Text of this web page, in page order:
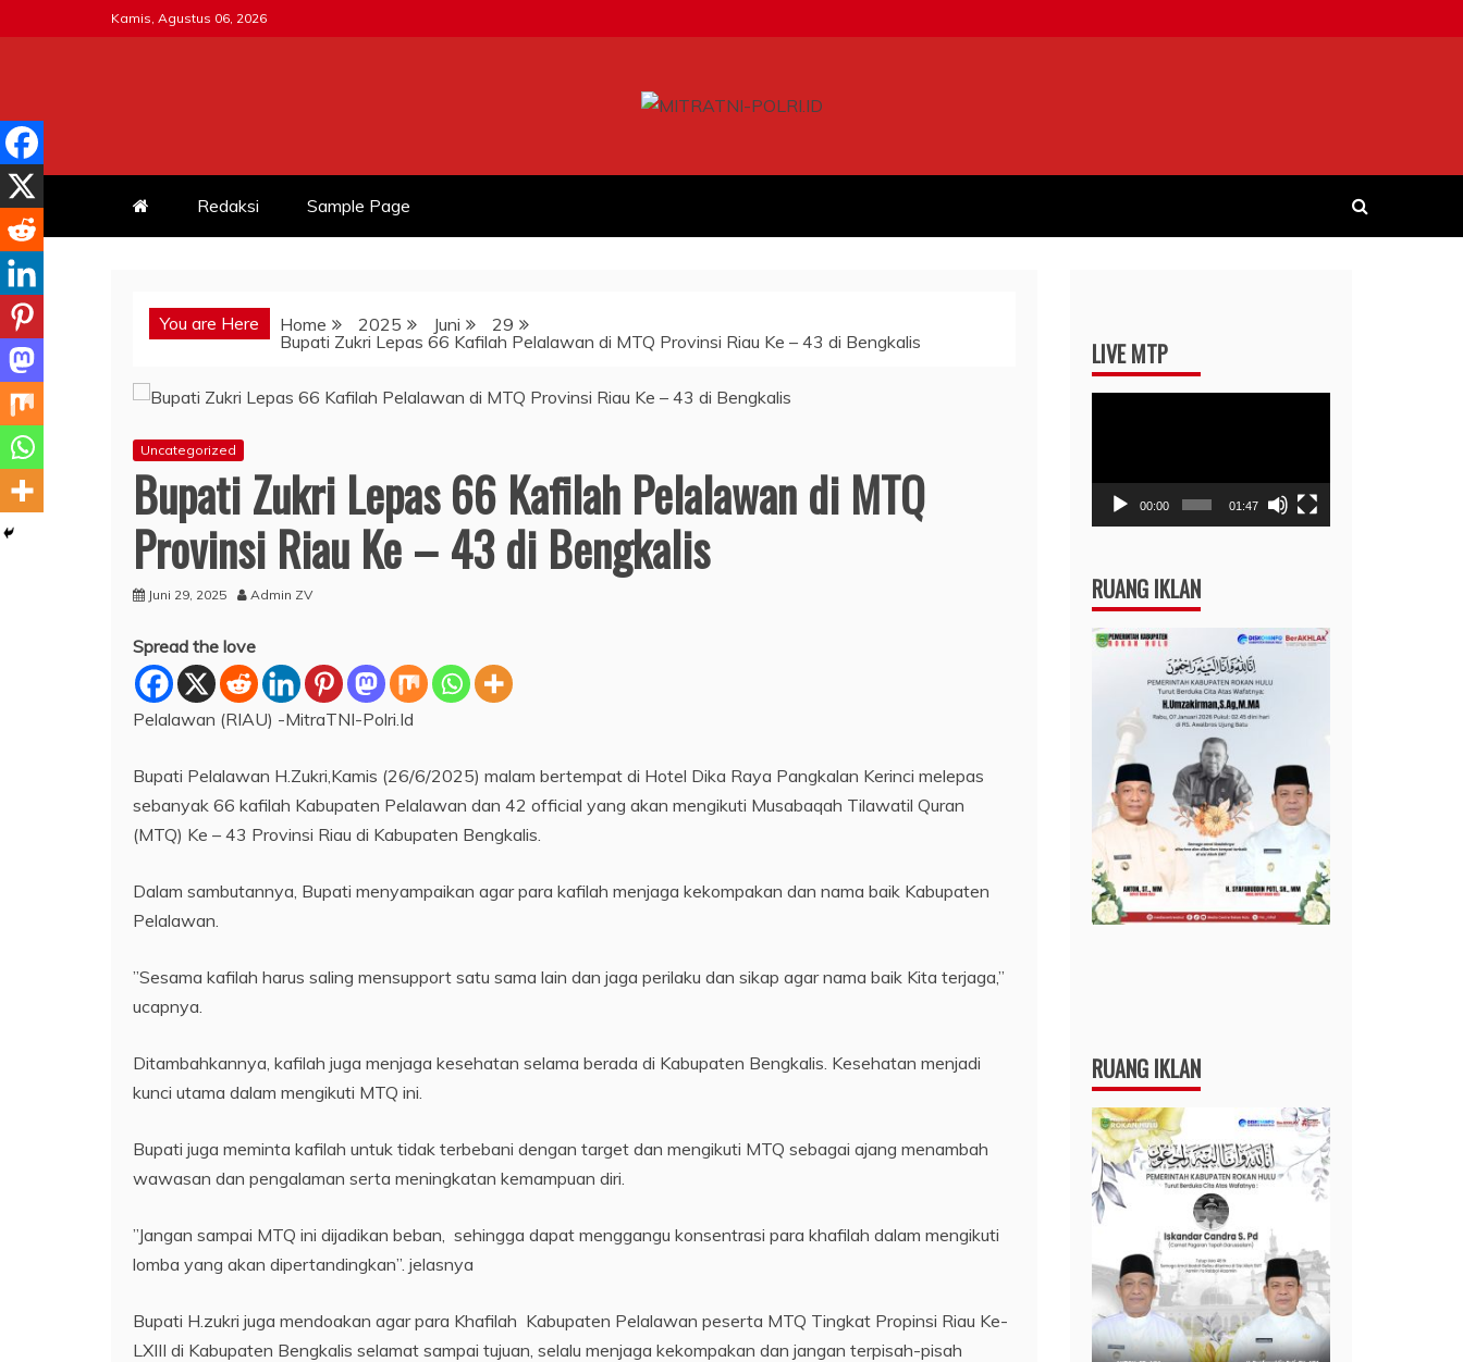
to
Kamis, Agustus 06, 2026
Redaksi Sample Page
You are Here Home 2025 Juni
29
Bupati Zukri Lepas 66 Kafilah Pelalawan di MTQ Provinsi Riau Ke – 43 di Bengkalis
Uncategorized
Bupati Zukri Lepas 66 Kafilah Pelalawan di MTQ
Provinsi Riau Ke – 43 di Bengkalis
Juni 29, 2025 Admin ZV
Spread the love
Pelalawan (RIAU) -MitraTNI-Polri.Id
Bupati Pelalawan H.Zukri,Kamis (26/6/2025) malam bertempat di Hotel Dika Raya Pangkalan Kerinci melepas
sebanyak 66 kafilah Kabupaten Pelalawan dan 42 official yang akan mengikuti Musabaqah Tilawatil Quran
(MTQ) Ke – 43 Provinsi Riau di Kabupaten Bengkalis.
Dalam sambutannya, Bupati menyampaikan agar para kafilah menjaga kekompakan dan nama baik Kabupaten
Pelalawan.
”Sesama kafilah harus saling mensupport satu sama lain dan jaga perilaku dan sikap agar nama baik Kita terjaga,”
ucapnya.
Ditambahkannya, kafilah juga menjaga kesehatan selama berada di Kabupaten Bengkalis. Kesehatan menjadi
kunci utama dalam mengikuti MTQ ini.
Bupati juga meminta kafilah untuk tidak terbebani dengan target dan mengikuti MTQ sebagai ajang menambah
wawasan dan pengalaman serta meningkatan kemampuan diri.
”Jangan sampai MTQ ini dijadikan beban, sehingga dapat menggangu konsentrasi para khafilah dalam mengikuti
lomba yang akan dipertandingkan”. jelasnya
Bupati H.zukri juga mendoakan agar para Khafilah Kabupaten Pelalawan peserta MTQ Tingkat Propinsi Riau Ke-
LXIII di Kabupaten Bengkalis selamat sampai tujuan, selalu menjaga kekompakan dan jangan terpisah-pisah
LIVE MTP
00:00 01:47
RUANG IKLAN
RUANG IKLAN